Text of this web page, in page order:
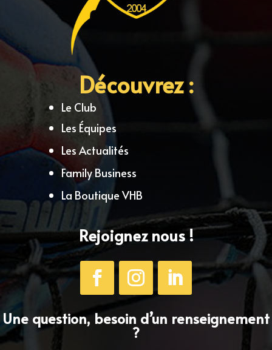
Découvrez :
Le Club
Les Équipes
Les Actualités
Family Business
La Boutique VHB
Rejoignez nous !
Une question, besoin d’un renseignement
?